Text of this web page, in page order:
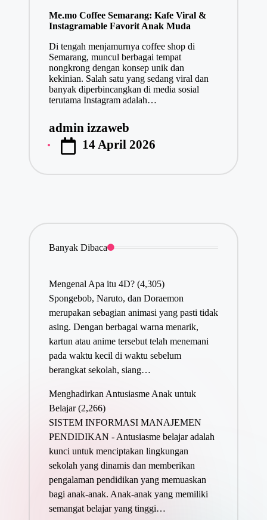
Me.mo Coffee Semarang: Kafe Viral &
Instagramable Favorit Anak Muda
Di tengah menjamurnya coffee shop di
Semarang, muncul berbagai tempat
nongkrong dengan konsep unik dan
kekinian. Salah satu yang sedang viral dan
banyak diperbincangkan di media sosial
terutama Instagram adalah…
Posted
by
admin izzaweb
14 April 2026
Banyak Dibaca
Mengenal Apa itu 4D? (4,305)
Spongebob, Naruto, dan Doraemon
merupakan sebagian animasi yang pasti tidak
asing. Dengan berbagai warna menarik,
kartun atau anime tersebut telah menemani
pada waktu kecil di waktu sebelum
berangkat sekolah, siang…
Menghadirkan Antusiasme Anak untuk
Belajar (2,266)
SISTEM INFORMASI MANAJEMEN
PENDIDIKAN - Antusiasme belajar adalah
kunci untuk menciptakan lingkungan
sekolah yang dinamis dan memberikan
pengalaman pendidikan yang memuaskan
bagi anak-anak. Anak-anak yang memiliki
semangat belajar yang tinggi…